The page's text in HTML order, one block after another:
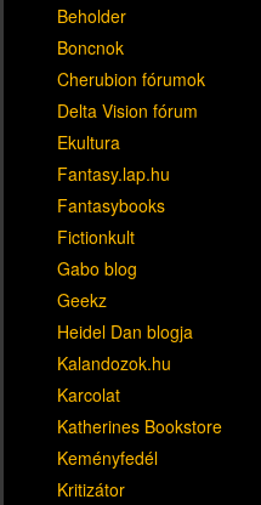
Beholder
Boncnok
Cherubion fórumok
Delta Vision fórum
Ekultura
Fantasy.lap.hu
Fantasybooks
Fictionkult
Gabo blog
Geekz
Heidel Dan blogja
Kalandozok.hu
Karcolat
Katherines Bookstore
Keményfedél
Kritizátor